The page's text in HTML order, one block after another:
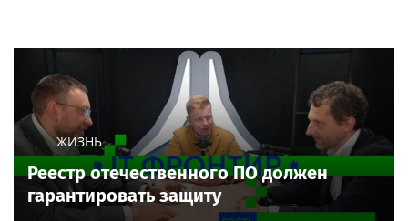
ЖИЗНЬ
Реестр отечественного ПО должен
гарантировать защиту